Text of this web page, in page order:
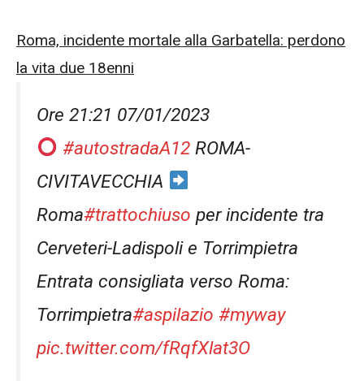
Roma, incidente mortale alla Garbatella: perdono
la vita due 18enni
Ore 21:21 07/01/2023
#autostradaA12ROMA-
CIVITAVECCHIA
Roma#trattochiuso per incidente tra
Cerveteri-Ladispoli e Torrimpietra
Entrata consigliata verso Roma:
Torrimpietra#aspilazio #myway
pic.twitter.com/fRqfXlat3O